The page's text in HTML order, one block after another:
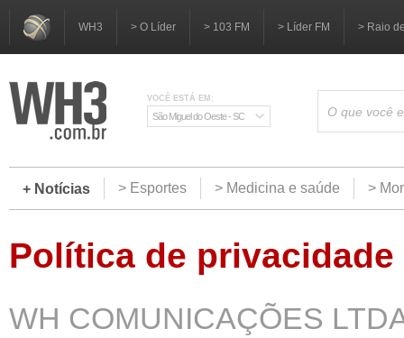
WH3 > O Líder > 103 FM > Líder FM > Raio
VOCÊ ESTÁ EM:
São Miguel do Oeste - SC
+ Notícias > Esportes > Medicina e saúde >
Política de privacidade
WH COMUNICAÇÕES